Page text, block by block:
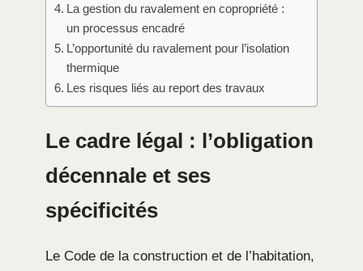
La gestion du ravalement en copropriété :
un processus encadré
L’opportunité du ravalement pour l’isolation
thermique
Les risques liés au report des travaux
Le cadre légal : l’obligation
décennale et ses
spécificités
Le Code de la construction et de l’habitation,